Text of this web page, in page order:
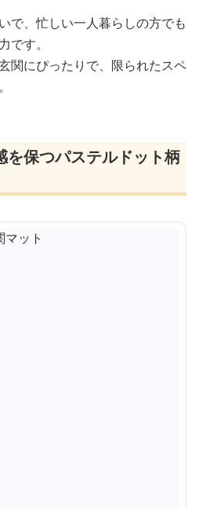
で、忙しい一人暮らしの方でも
です。
関にぴったりで、限られたスペ
を保つパステルドット柄